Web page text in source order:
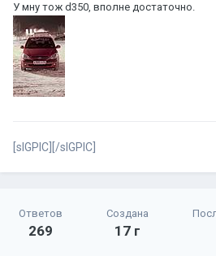
У мну тож d350, вполне достаточно.
[sIGPIC][/sIGPIC]
Ответов
269
Создана
17 г